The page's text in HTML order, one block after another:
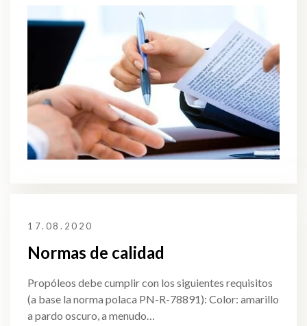
17.08.2020
Normas de calidad
Propóleos debe cumplir con los siguientes requisitos
(a base la norma polaca PN-R-78891): Color: amarillo
a pardo oscuro, a menudo…